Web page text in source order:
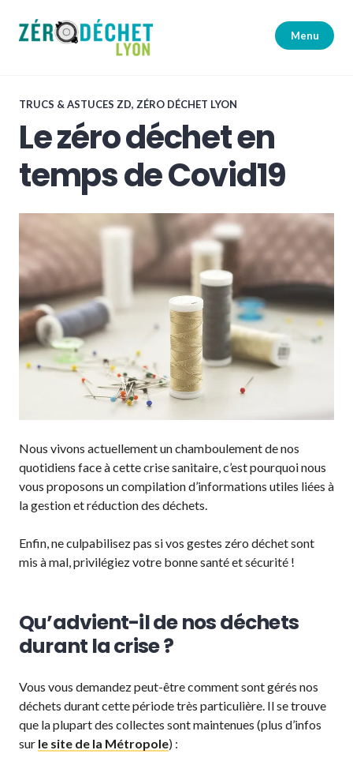
contenu
Menu
TRUCS & ASTUCES ZD, ZÉRO DÉCHET LYON
Le zéro déchet en
temps de Covid19
Nous vivons actuellement un chamboulement de nos
quotidiens face à cette crise sanitaire, c’est pourquoi nous
vous proposons un compilation d’informations utiles liées à
la gestion et réduction des déchets.
Enfin, ne culpabilisez pas si vos gestes zéro déchet sont
mis à mal, privilégiez votre bonne santé et sécurité !
Qu’advient-il de nos déchets
durant la crise ?
Vous vous demandez peut-être comment sont gérés nos
déchets durant cette période très particulière. Il se trouve
que la plupart des collectes sont maintenues (plus d’infos
sur le site de la Métropole) :